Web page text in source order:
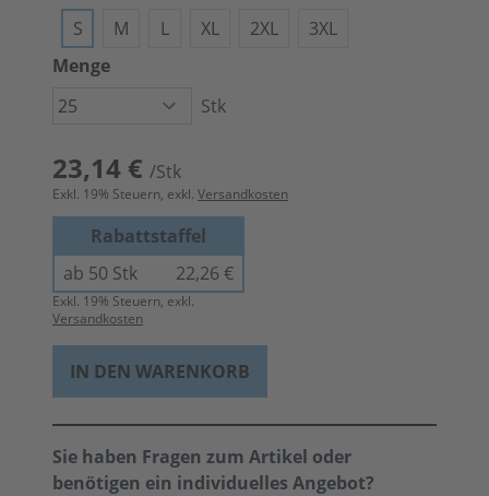
S
M L XL 2XL
3XL
Menge
Stk
23,14 € /Stk
Exkl. 19% Steuern, exkl. Versandkosten
Rabattstaffel
ab 50 Stk
22,26 €
Exkl. 19% Steuern, exkl.
Versandkosten
IN DEN WARENKORB
Sie haben Fragen zum Artikel oder
benötigen ein individuelles Angebot?